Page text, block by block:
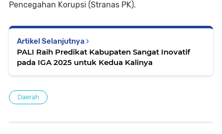
Pencegahan Korupsi (Stranas PK).
Artikel Selanjutnya
PALI Raih Predikat Kabupaten Sangat Inovatif
pada IGA 2025 untuk Kedua Kalinya
Daerah